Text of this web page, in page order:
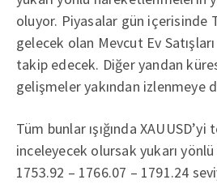
oluyor. Piyasalar gün içerisinde
gelecek olan Mevcut Ev
takip edecek. Diğer yandan
gelişmeler yakından izlenmeye
Tüm bunlar ışığında
inceleyecek olursak yukarı
1753.92 – 1766.07 – 1791.24